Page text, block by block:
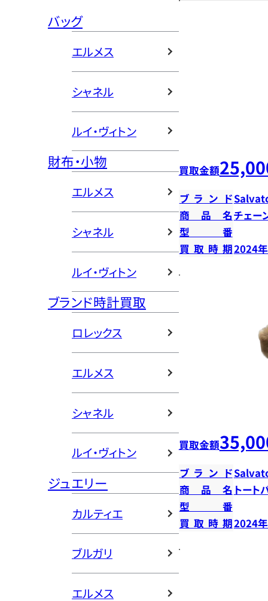
バッグ
エルメス
シャネル
ルイ・ヴィトン
財布・小物
エルメス
シャネル
ルイ・ヴィトン
ブランド時計買取
ロレックス
エルメス
シャネル
ルイ・ヴィトン
ジュエリー
カルティエ
ブルガリ
エルメス
買取金額
ブランド
商品名チェー
型番
買取時期2024
買取金額
ブランド
商品名 トート
型番
買取時期2024